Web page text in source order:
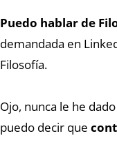
Puedo hablar de
demandada en
Filosofía.
Ojo, nunca le he
puedo decir que